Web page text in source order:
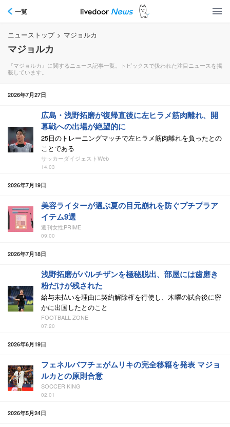
一覧
ニューストップ > マジョルカ
マジョルカ
『マジョルカ』に関するニュース記事一覧。トピックスで扱われた注目ニュースを掲
載しています。
2026年7月27日
広島・浅野拓磨が復帰直後に左ヒラメ筋肉離れ、開
幕戦への出場が絶望的に
25日のトレーニングマッチで左ヒラメ筋肉離れを負ったとの
ことである
サッカーダイジェストWeb
14:03
2026年7月19日
美容ライターが選ぶ夏の目元崩れを防ぐプチプラア
イテム9選
週刊女性PRIME
09:00
2026年7月18日
浅野拓磨がパルチザンを極秘脱出、部屋には歯磨き
粉だけが残された
給与未払いを理由に契約解除権を行使し、木曜の試合後に密
かに出国したとのこと
FOOTBALL ZONE
07:20
2026年6月19日
フェネルバフチェがムリキの完全移籍を発表 マジョ
ルカとの原則合意
SOCCER KING
02:01
2026年5月24日